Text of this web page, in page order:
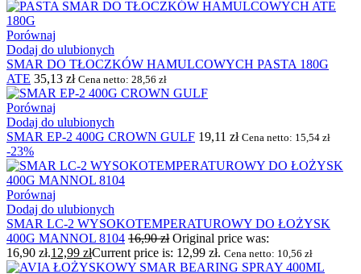
Porównaj
Dodaj do ulubionych
SMAR DO TŁOCZKÓW HAMULCOWYCH PASTA 180G
ATE 35,13 zł Cena netto: 28,56 zł
Porównaj
Dodaj do ulubionych
SMAR EP-2 400G CROWN GULF 19,11 zł Cena netto: 15,54 zł
-23%
Porównaj
Dodaj do ulubionych
SMAR LC-2 WYSOKOTEMPERATUROWY DO ŁOŻYSK
400G MANNOL 8104 16,90zł Original price was:
16,90 zł.12,99 złCurrent price is: 12,99 zł. Cena netto: 10,56 zł